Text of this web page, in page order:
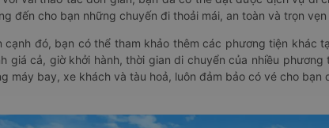
đến cho bạn những chuyến đi thoải mái, an toàn và trọn vẹn
cạnh đó, bạn có thể tham khảo thêm các phương tiện khác
giá cả, giờ khởi hành, thời gian di chuyển của nhiều
máy bay, xe khách và tàu hoả, luôn đảm bảo có vé cho bạn